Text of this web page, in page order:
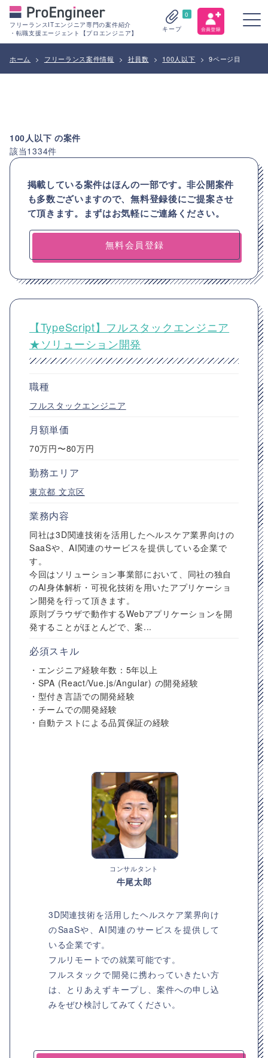
フリーランスITエンジニア専門の案件紹介
・転職支援エージェント【プロエンジニア】
0
キープ
ホーム > フリーランス案件情報 > 社員数 > 100人以下 > 9ページ目
100人以下 の案件
該当1334件
掲載している案件はほんの一部です。非公開案件
も多数ございますので、無料登録後にご提案させ
て頂きます。まずはお気軽にご連絡ください。
無料会員登録
【TypeScript】フルスタックエンジニア
★ソリューション開発
職種
フルスタックエンジニア
月額単価
70万円〜80万円
勤務エリア
東京都 文京区
業務内容
同社は3D関連技術を活用したヘルスケア業界向けの
SaaSや、AI関連のサービスを提供している企業で
す。
今回はソリューション事業部において、同社の独自
のAI身体解析・可視化技術を用いたアプリケーショ
ン開発を行って頂きます。
原則ブラウザで動作するWebアプリケーションを開
発することがほとんどで、案...
必須スキル
・エンジニア経験年数：5年以上
・SPA (React/Vue.js/Angular) の開発経験
・型付き言語での開発経験
・チームでの開発経験
・自動テストによる品質保証の経験
コンサルタント
牛尾太郎
3D関連技術を活用したヘルスケア業界向け
のSaaSや、AI関連のサービスを提供して
いる企業です。
フルリモートでの就業可能です。
フルスタックで開発に携わっていきたい方
は、とりあえずキープし、案件への申し込
みをぜひ検討してみてください。